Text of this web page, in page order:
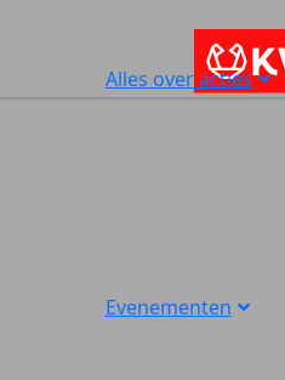
Alles over acties
Evenementen